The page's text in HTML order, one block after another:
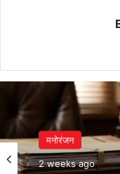
मनोरंजन
2 weeks ago